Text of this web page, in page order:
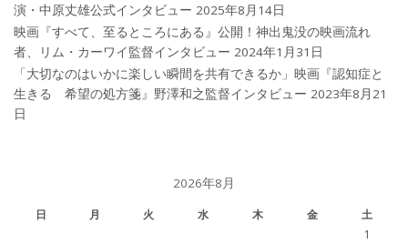
演・中原丈雄公式インタビュー 2025年8月14日
映画『すべて、至るところにある』公開！神出鬼没の映画流れ
者、リム・カーワイ監督インタビュー 2024年1月31日
「大切なのはいかに楽しい瞬間を共有できるか」映画『認知症と
生きる 希望の処方箋』野澤和之監督インタビュー 2023年8月21
日
2026年8月
日 月 火 水 木 金
土
1